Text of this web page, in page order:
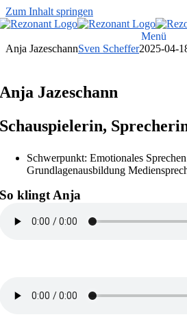
Zum Inhalt springen
Menü
Anja JazeschannSven Scheffer2025-04-
Anja Jazeschann
Schauspielerin,
Schwerpunkt: Emotionales
Grundlagenausbildung
So klingt Anja